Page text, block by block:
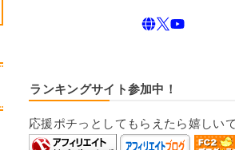
ランキングサイト参加中！
応援ポチっとしてもらえたら嬉しい